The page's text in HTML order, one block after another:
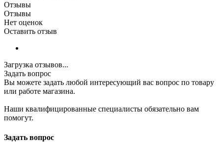
Отзывы
Отзывы
Нет оценок
Оставить отзыв
Загрузка отзывов...
Задать вопрос
Вы можете задать любой интересующий вас вопрос по товару
или работе магазина.
Наши квалифицированные специалисты обязательно вам
помогут.
Задать вопрос